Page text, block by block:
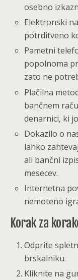
osebno
Elektronski
potrditveno
Pametni
popolnoma
zato ne
Plačilna
bančnem
denarnici, ki
Dokazilo o
lahko
ali bančni
mesecev.
Internetna
nemoteno
Korak za
Odprite
brskalniku.
Kliknite na